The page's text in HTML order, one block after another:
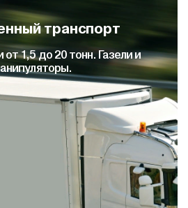
транспорт
от 1,5 до 20 тонн. Газели и